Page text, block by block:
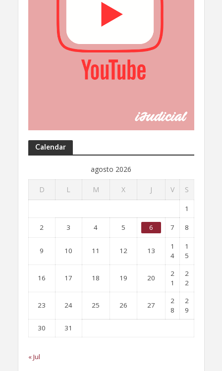
Calendar
agosto 2026
D L M X J V S
1
2 3 4 5 6 7 8
9 10 11 12 13
1
4
1
5
16 17 18 19 20
2
1
2
2
23 24 25 26 27
2
8
2
9
30
31
« Jul